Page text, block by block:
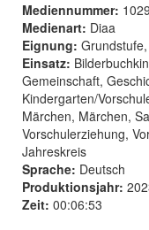
Mediennummer:
Medienart: Diaa
Eignung:
Einsatz:
Gemeinschaft,
Kindergarten/
Märchen, Märchen,
Vorschulerziehung,
Jahreskreis
Sprache: Deutsch
Produktionsjahr:
Zeit: 00:06:53